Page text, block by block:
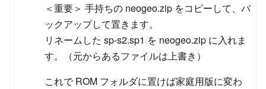
＜重要＞ 手持ちの neogeo.zip をコピーして、バ
ックアップして置きます。
リネームした sp-s2.sp1 を neogeo.zip に入れま
す。（元からあるファイルは上書き）
これで ROM フォルダに置けば家庭用版に変わ